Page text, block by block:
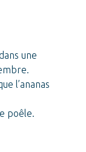
une
l’ananas
poêle.